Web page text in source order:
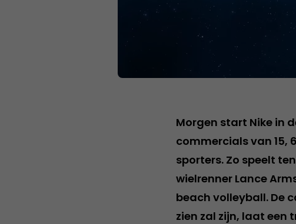
Morgen start Nike in
commercials van 15,
sporters. Zo speelt
wielrenner Lance
beach volleyball. De
zien zal zijn, laat een